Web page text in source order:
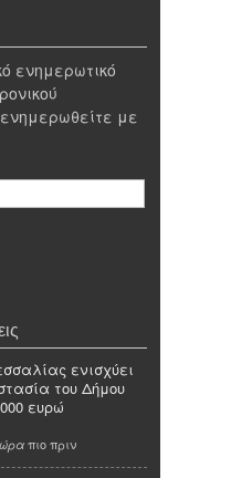
ενημερωτικό
με
ενισχύει
του Δήμου
ευρώ
πιο πριν